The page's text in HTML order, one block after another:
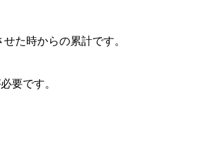
た時からの累計です。
要です。